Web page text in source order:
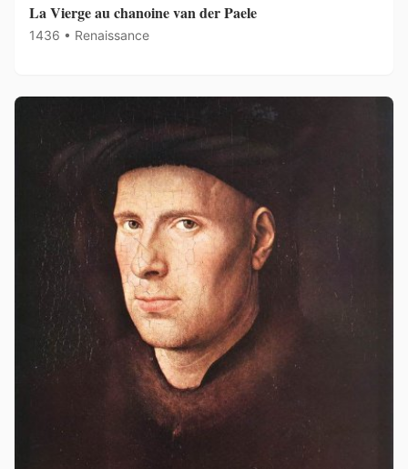
La Vierge au chanoine van der Paele
1436 • Renaissance